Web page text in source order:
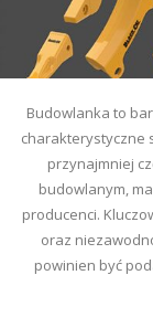
Budowlanka to
charakterystyczne
przynajmniej
budowlanym,
producenci.
oraz
powinien być